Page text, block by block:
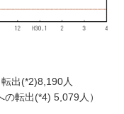
出(*2)8,190人
転出(*4) 5,079人）